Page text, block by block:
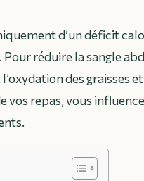
d’un déficit
réduire la sangle
des graisses
vos repas, vous